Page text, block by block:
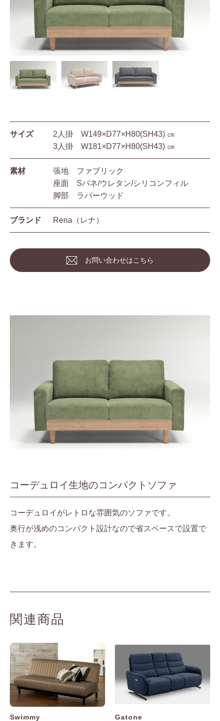
サイズ
2人掛 W149×D77×H80(SH43) ㎝
3人掛 W181×D77×H80(SH43) ㎝
素材
張地 ファブリック
座面 Sバネ/ウレタン/シリコンフィル
脚部 ラバーウッド
ブランド Rena（レナ）
お問い合わせはこちら
コーデュロイ生地のコンパクトソファ
コーデュロイがレトロな雰囲気のソファです。
奥行が浅めのコンパクト設計なので省スペースで設置で
きます。
関連商品
Swimmy Gatone